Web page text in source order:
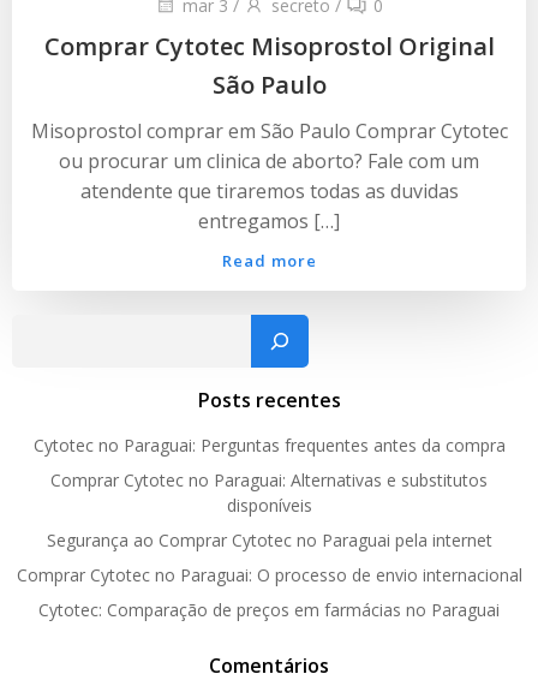
mar 3 / secreto / 0
Comprar Cytotec Misoprostol Original
São Paulo
Misoprostol comprar em São Paulo Comprar Cytotec
ou procurar um clinica de aborto? Fale com um
atendente que tiraremos todas as duvidas
entregamos […]
Read more
Pesquisar
Posts recentes
Cytotec no Paraguai: Perguntas frequentes antes da compra
Comprar Cytotec no Paraguai: Alternativas e substitutos
disponíveis
Segurança ao Comprar Cytotec no Paraguai pela internet
Comprar Cytotec no Paraguai: O processo de envio internacional
Cytotec: Comparação de preços em farmácias no Paraguai
Comentários